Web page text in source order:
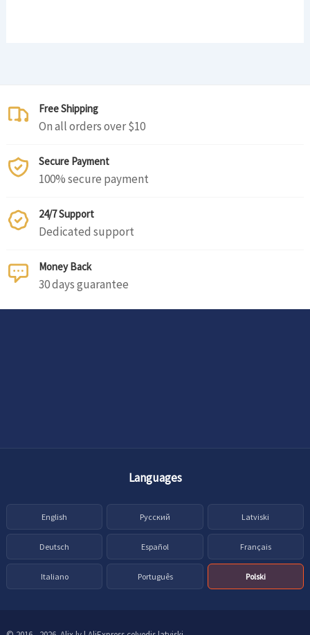
Free Shipping
On all orders over $10
Secure Payment
100% secure payment
24/7 Support
Dedicated support
Money Back
30 days guarantee
Languages
English Русский Latviski
Deutsch Español Français
Italiano Português Polski